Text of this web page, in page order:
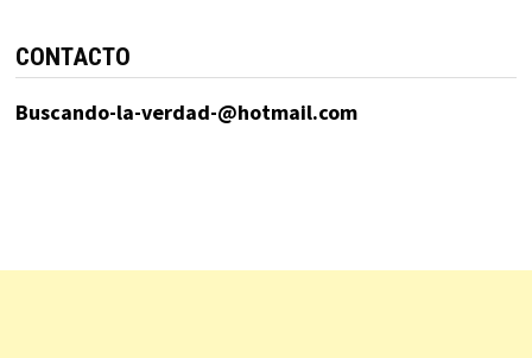
CONTACTO
Buscando-la-verdad-@hotmail.com